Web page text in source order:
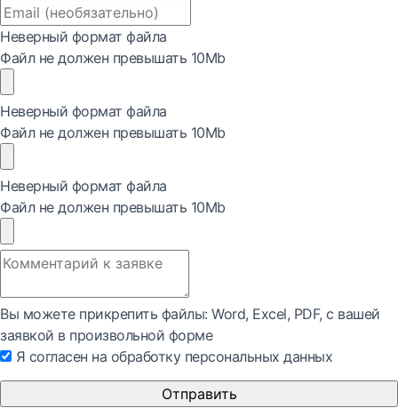
Неверный формат файла
Файл не должен превышать 10Mb
Неверный формат файла
Файл не должен превышать 10Mb
Неверный формат файла
Файл не должен превышать 10Mb
Вы можете прикрепить файлы: Word, Exсel, PDF, с вашей
заявкой в произвольной форме
Я согласен на обработку персональных данных
Отправить